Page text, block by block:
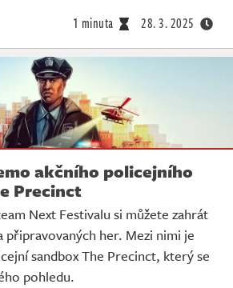
1 minuta 28. 3. 2025
akčního policejního
Precinct
Next Festivalu si můžete zahrát
připravovaných her. Mezi nimi je
sandbox The Precinct, který se
pohledu.